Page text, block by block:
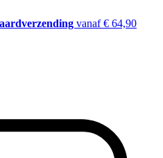
vanaf € 64,90